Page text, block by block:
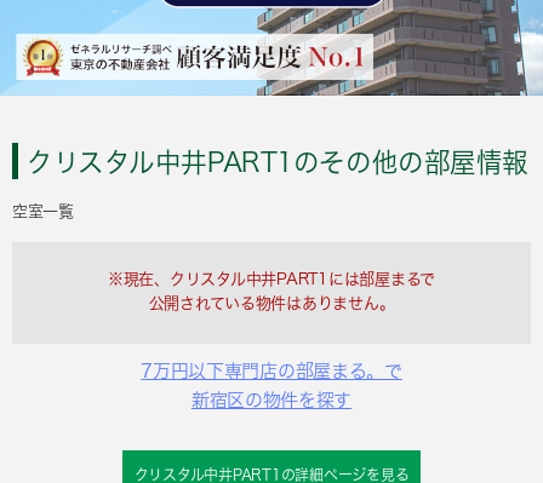
クリスタル中井PART1のその他の部屋情報
空室一覧
※現在、クリスタル中井PART1には部屋まるで
公開されている物件はありません。
7万円以下専門店の部屋まる。で
新宿区の物件を探す
クリスタル中井PART1の詳細ページを見る